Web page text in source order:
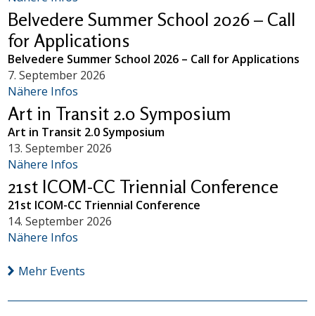
Belvedere Summer School 2026 – Call
for Applications
Belvedere Summer School 2026 – Call for Applications
7. September 2026
Nähere Infos
Art in Transit 2.0 Symposium
Art in Transit 2.0 Symposium
13. September 2026
Nähere Infos
21st ICOM-CC Triennial Conference
21st ICOM-CC Triennial Conference
14. September 2026
Nähere Infos
Mehr Events